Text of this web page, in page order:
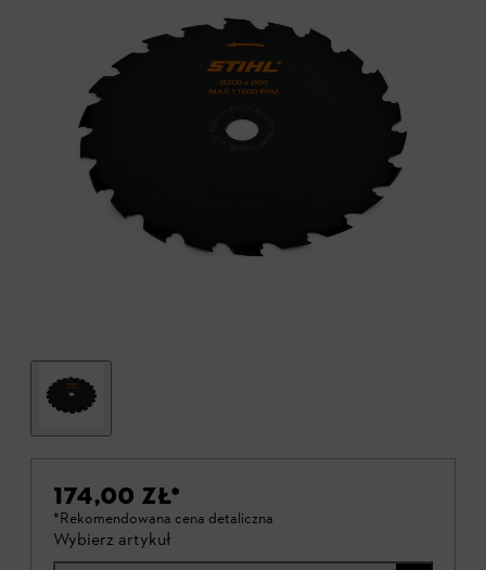
174,00 ZŁ*
*Rekomendowana cena detaliczna
Wybierz artykuł